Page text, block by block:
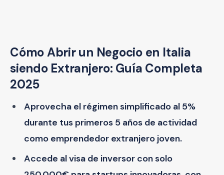
Cómo Abrir un Negocio en Italia
siendo Extranjero: Guía Completa
2025
Aprovecha el régimen simplificado al 5%
durante tus primeros 5 años de actividad
como emprendedor extranjero joven.
Accede al visa de inversor con solo